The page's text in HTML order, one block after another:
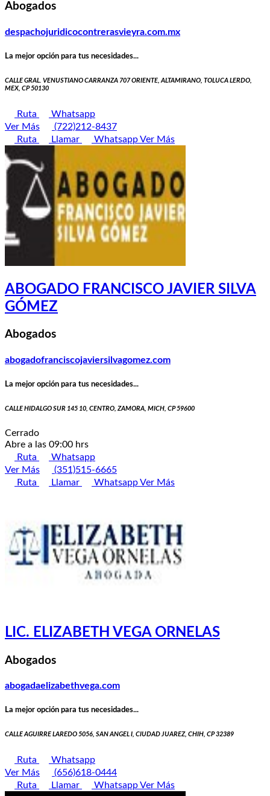
Abogados
despachojuridicocontrerasvieyra.com.mx
La mejor opción para tus necesidades...
CALLE GRAL. VENUSTIANO CARRANZA 707 ORIENTE, ALTAMIRANO, TOLUCA LERDO,
MEX, CP 50130
Ruta
Whatsapp
Ver Más
(722)212-8437
Ruta
Llamar WhatsappVer Más
ABOGADO FRANCISCO JAVIER SILVA
GÓMEZ
Abogados
abogadofranciscojaviersilvagomez.com
La mejor opción para tus necesidades...
CALLE HIDALGO SUR 145 10, CENTRO, ZAMORA, MICH, CP 59600
Cerrado
Abre a las 09:00 hrs
Ruta
Whatsapp
Ver Más
(351)515-6665
Ruta
Llamar WhatsappVer Más
LIC. ELIZABETH VEGA ORNELAS
Abogados
abogadaelizabethvega.com
La mejor opción para tus necesidades...
CALLE AGUIRRE LAREDO 5056, SAN ANGEL I, CIUDAD JUAREZ, CHIH, CP 32389
Ruta
Whatsapp
Ver Más
(656)618-0444
Ruta
Llamar WhatsappVer Más